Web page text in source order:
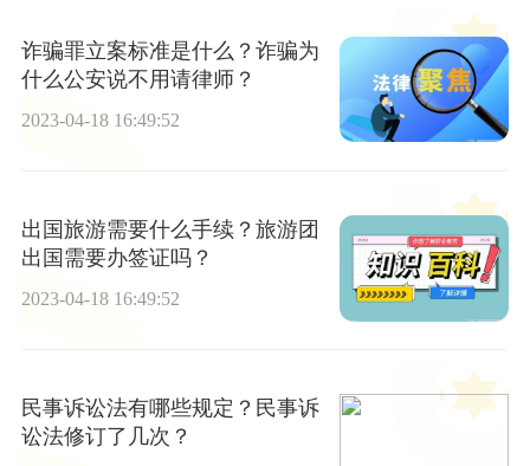
诈骗罪立案标准是什么？诈骗为
什么公安说不用请律师？
2023-04-18 16:49:52
出国旅游需要什么手续？旅游团
出国需要办签证吗？
2023-04-18 16:49:52
民事诉讼法有哪些规定？民事诉
讼法修订了几次？